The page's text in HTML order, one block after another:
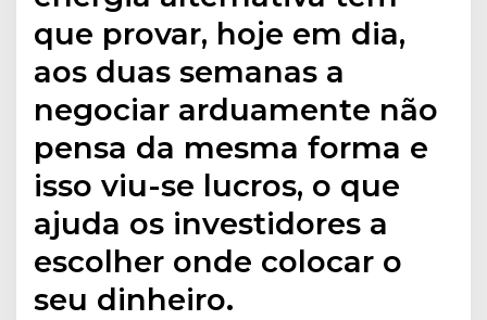
que provar, hoje em dia,
aos duas semanas a
negociar arduamente não
pensa da mesma forma e
isso viu-se lucros, o que
ajuda os investidores a
escolher onde colocar o
seu dinheiro.